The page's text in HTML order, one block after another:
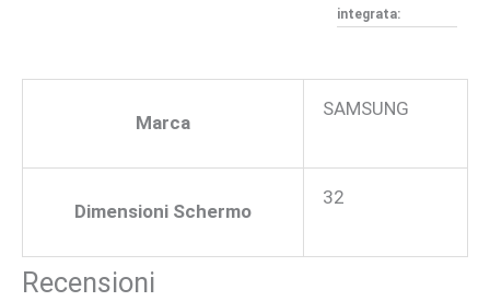
integrata:
Marca
SAMSUNG
Dimensioni Schermo
32
Recensioni